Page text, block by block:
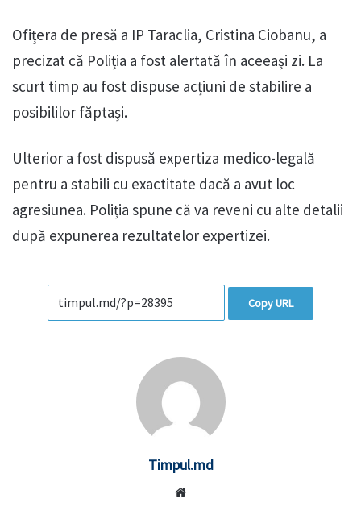
Ofițera de presă a IP Taraclia, Cristina Ciobanu, a
precizat că Poliția a fost alertată în aceeași zi. La
scurt timp au fost dispuse acțiuni de stabilire a
posibililor făptași.
Ulterior a fost dispusă expertiza medico-legală
pentru a stabili cu exactitate dacă a avut loc
agresiunea. Poliția spune că va reveni cu alte detalii
după expunerea rezultatelor expertizei.
Copy URL
Timpul.md